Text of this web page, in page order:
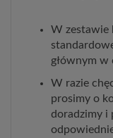
W zestawie
głównym w
W razie
prosimy o
doradzimy i